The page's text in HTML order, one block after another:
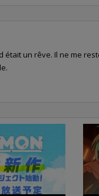
était un rêve. Il ne me